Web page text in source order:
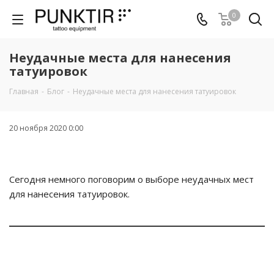
0
Неудачные места для нанесения
татуировок
Главная - Блог - Неудачные места для нанесения татуировок
20 ноября 2020 0:00
Сегодня немного поговорим о выборе неудачных мест
для нанесения татуировок.